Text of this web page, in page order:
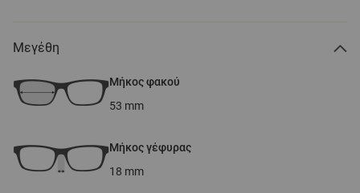
Μεγέθη
Μήκος φακού
53 mm
Μήκος γέφυρας
18 mm